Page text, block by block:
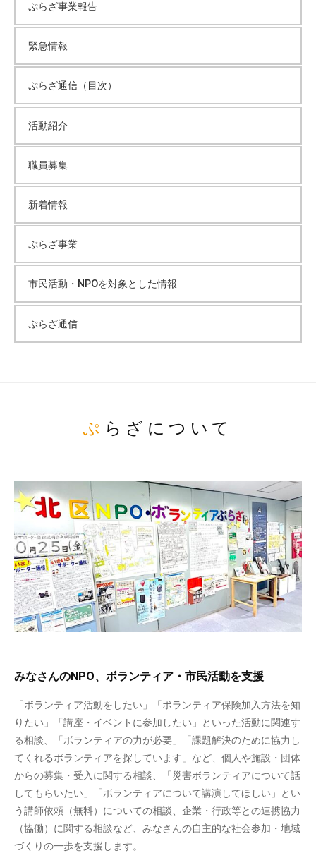
ぷらざ事業報告
緊急情報
ぷらざ通信（目次）
活動紹介
職員募集
新着情報
ぷらざ事業
市民活動・NPOを対象とした情報
ぷらざ通信
ぷらざについて
みなさんのNPO、ボランティア・市民活動を支援
「ボランティア活動をしたい」「ボランティア保険加入方法を知
りたい」「講座・イベントに参加したい」といった活動に関連す
る相談、「ボランティアの力が必要」「課題解決のために協力し
てくれるボランティアを探しています」など、個人や施設・団体
からの募集・受入に関する相談、「災害ボランティアについて話
してもらいたい」「ボランティアについて講演してほしい」とい
う講師依頼（無料）についての相談、企業・行政等との連携協力
（協働）に関する相談など、みなさんの自主的な社会参加・地域
づくりの一歩を支援します。